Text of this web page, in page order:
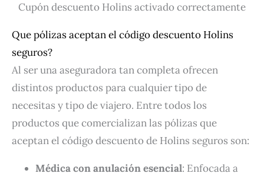
Cupón descuento Holins activado correctamente
Que pólizas aceptan el código descuento Holins
seguros?
Al ser una aseguradora tan completa ofrecen
distintos productos para cualquier tipo de
necesitas y tipo de viajero. Entre todos los
productos que comercializan las pólizas que
aceptan el código descuento de Holins seguros son:
Médica con anulación esencial: Enfocada a